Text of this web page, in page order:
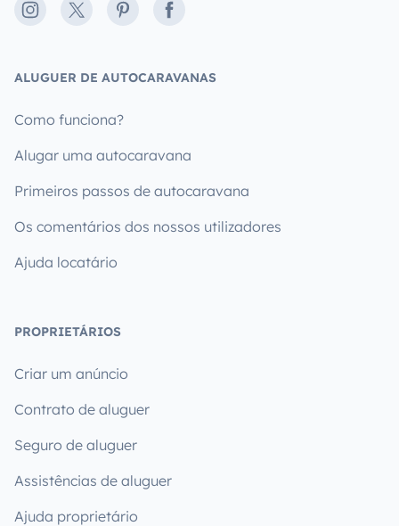
Instagram
X PinterestFacebook
ALUGUER DE AUTOCARAVANAS
Como funciona?
Alugar uma autocaravana
Primeiros passos de autocaravana
Os comentários dos nossos utilizadores
Ajuda locatário
PROPRIETÁRIOS
Criar um anúncio
Contrato de aluguer
Seguro de aluguer
Assistências de aluguer
Ajuda proprietário